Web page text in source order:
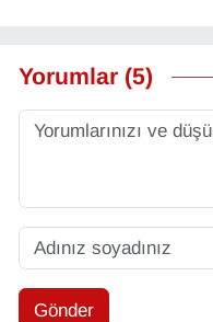
Yorumlar (5)
Gönder